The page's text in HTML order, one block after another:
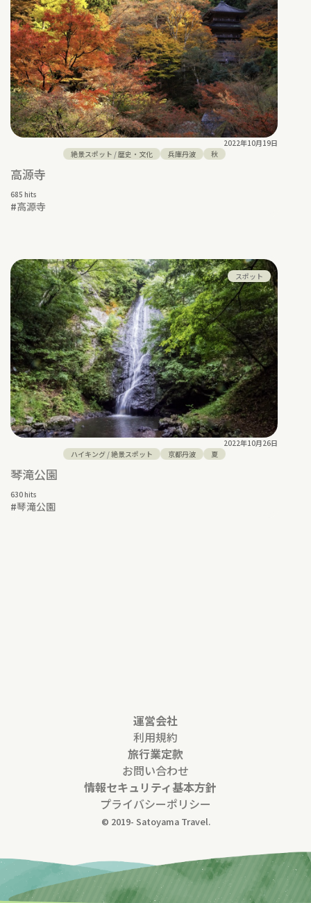
2022年10月19日
絶景スポット /歴史・文化 兵庫丹波 秋
高源寺
685 hits
#高源寺
スポット
2022年10月26日
ハイキング/絶景スポット 京都丹波 夏
琴滝公園
630 hits
#琴滝公園
運営会社
利用規約
旅行業定款
お問い合わせ
情報セキュリティ基本方針
プライバシーポリシー
© 2019- Satoyama Travel.